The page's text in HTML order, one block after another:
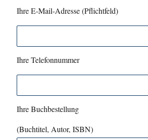
Ihre E-Mail-Adresse (Pflichtfeld)
Ihre Telefonnummer
Ihre Buchbestellung
(Buchtitel, Autor, ISBN)